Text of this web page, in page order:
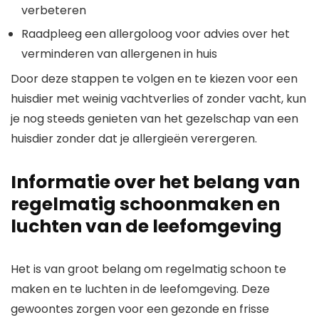
verbeteren
Raadpleeg een allergoloog voor advies over het
verminderen van allergenen in huis
Door deze stappen te volgen en te kiezen voor een
huisdier met weinig vachtverlies of zonder vacht, kun
je nog steeds genieten van het gezelschap van een
huisdier zonder dat je allergieën verergeren.
Informatie over het belang van
regelmatig schoonmaken en
luchten van de leefomgeving
Het is van groot belang om regelmatig schoon te
maken en te luchten in de leefomgeving. Deze
gewoontes zorgen voor een gezonde en frisse